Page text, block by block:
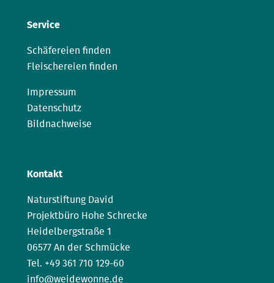
Service
Schäfereien finden
Fleischereien finden
Impressum
Datenschutz
Bildnachweise
Kontakt
Naturstiftung David
Projektbüro Hohe Schrecke
Heidelbergstraße 1
06577 An der Schmücke
Tel. +49 361 710 129-60
info@weidewonne.de